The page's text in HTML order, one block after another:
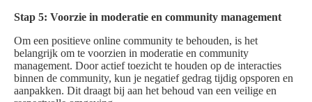
Stap 5: Voorzie in moderatie en community management
Om een positieve online community te behouden, is het
belangrijk om te voorzien in moderatie en community
management. Door actief toezicht te houden op de interacties
binnen de community, kun je negatief gedrag tijdig opsporen en
aanpakken. Dit draagt bij aan het behoud van een veilige en